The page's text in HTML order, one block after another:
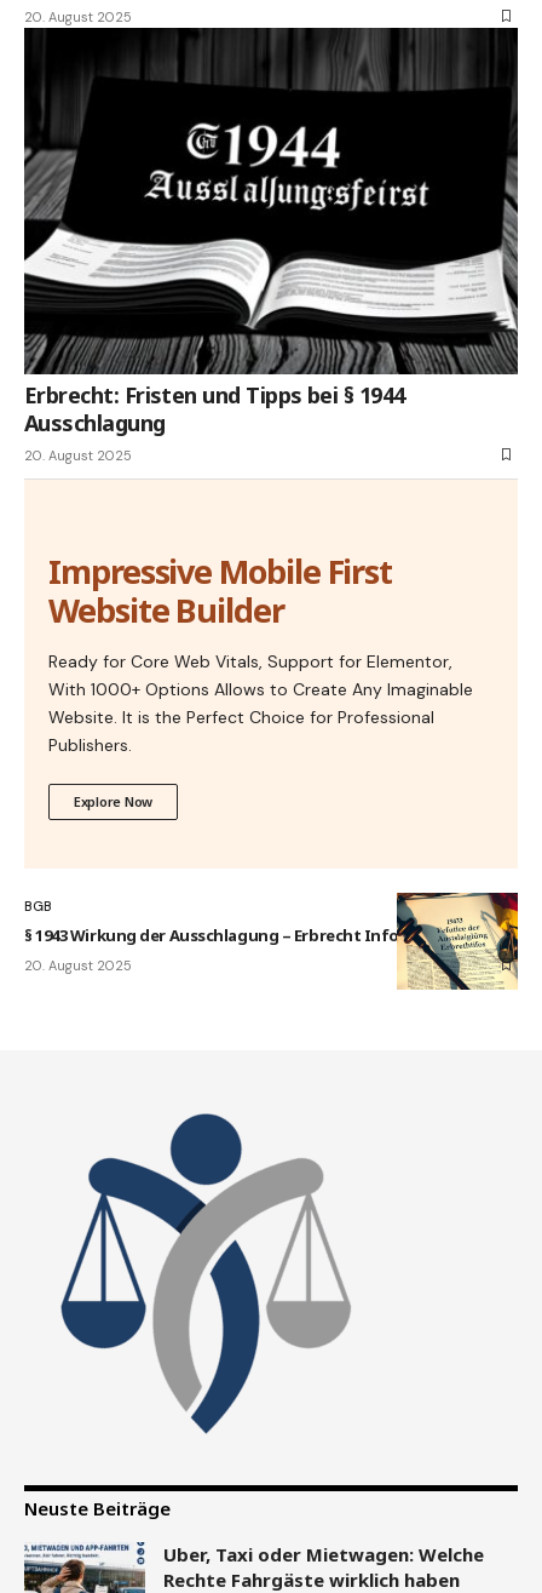
20. August 2025
Erbrecht: Fristen und Tipps bei § 1944
Ausschlagung
20. August 2025
Impressive Mobile First
Website Builder
Ready for Core Web Vitals, Support for Elementor,
With 1000+ Options Allows to Create Any Imaginable
Website. It is the Perfect Choice for Professional
Publishers.
Explore Now
BGB
§ 1943 Wirkung der Ausschlagung – Erbrecht Infos
20. August 2025
Neuste Beiträge
Uber, Taxi oder Mietwagen: Welche
Rechte Fahrgäste wirklich haben